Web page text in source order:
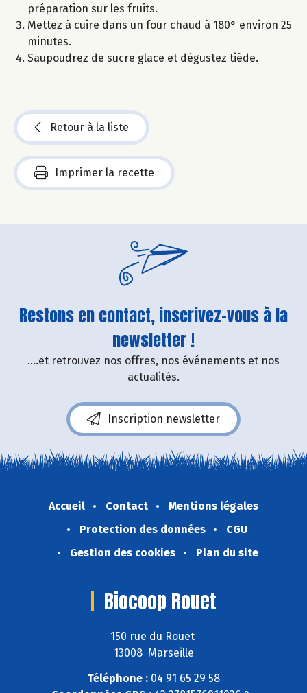
préparation sur les fruits.
Mettez à cuire dans un four chaud à 180° environ 25
minutes.
Saupoudrez de sucre glace et dégustez tiède.
Retour à la liste
Imprimer la recette
Restons en contact, inscrivez-vous à la
newsletter !
....et retrouvez nos offres, nos événements et nos
actualités.
Inscription newsletter
Accueil Contact
Mentions légales
Protection des données
CGU
Gestion des cookies
Plan du site
Biocoop Rouet
150 rue du Rouet
13008 Marseille
Téléphone : 04 91 65 29 58